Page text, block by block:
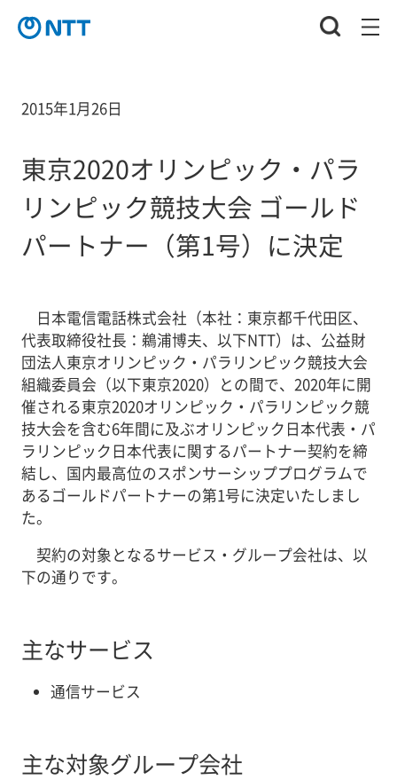
2015年1月26日
東京2020オリンピック・パラ
リンピック競技大会 ゴールド
パートナー（第1号）に決定
日本電信電話株式会社（本社：東京都千代田区、
代表取締役社長：鵜浦博夫、以下NTT）は、公益財
団法人東京オリンピック・パラリンピック競技大会
組織委員会（以下東京2020）との間で、2020年に開
催される東京2020オリンピック・パラリンピック競
技大会を含む6年間に及ぶオリンピック日本代表・パ
ラリンピック日本代表に関するパートナー契約を締
結し、国内最高位のスポンサーシッププログラムで
あるゴールドパートナーの第1号に決定いたしまし
た。
契約の対象となるサービス・グループ会社は、以
下の通りです。
主なサービス
通信サービス
主な対象グループ会社